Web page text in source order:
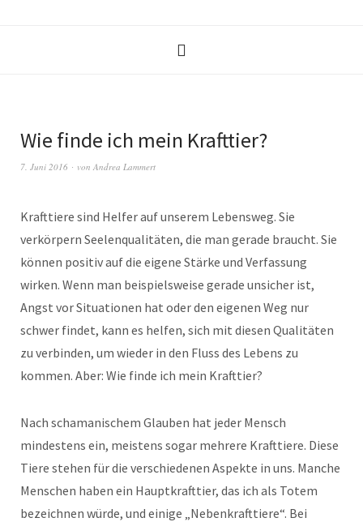
Wie finde ich mein Krafttier?
7. Juni 2016 von Andrea Lammert
Krafttiere sind Helfer auf unserem Lebensweg. Sie
verkörpern Seelenqualitäten, die man gerade braucht. Sie
können positiv auf die eigene Stärke und Verfassung
wirken. Wenn man beispielsweise gerade unsicher ist,
Angst vor Situationen hat oder den eigenen Weg nur
schwer findet, kann es helfen, sich mit diesen Qualitäten
zu verbinden, um wieder in den Fluss des Lebens zu
kommen. Aber: Wie finde ich mein Krafttier?
Nach schamanischem Glauben hat jeder Mensch
mindestens ein, meistens sogar mehrere Krafttiere. Diese
Tiere stehen für die verschiedenen Aspekte in uns. Manche
Menschen haben ein Hauptkrafttier, das ich als Totem
bezeichnen würde, und einige „Nebenkrafttiere“. Bei